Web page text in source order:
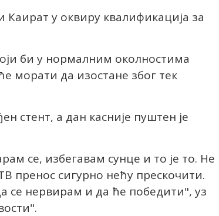
Каират у оквиру квалификација за
би у нормалним околностима
морати да изостане због тек
стент, а дан касније пуштен је
се, избегавам сунце и то је то. Не
пренос сигурно нећу прескочити.
се нервирам и да ће победити", уз